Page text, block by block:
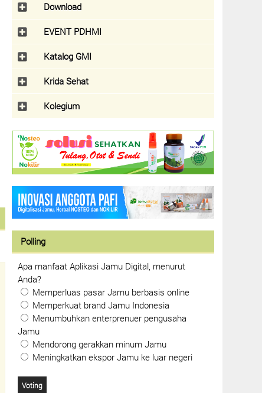
Download
EVENT PDHMI
Katalog GMI
Krida Sehat
Kolegium
Polling
Apa manfaat Aplikasi Jamu Digital, menurut
Anda?
Memperluas pasar Jamu berbasis online
Memperkuat brand Jamu Indonesia
Menumbuhkan enterprenuer pengusaha
Jamu
Mendorong gerakkan minum Jamu
Meningkatkan ekspor Jamu ke luar negeri